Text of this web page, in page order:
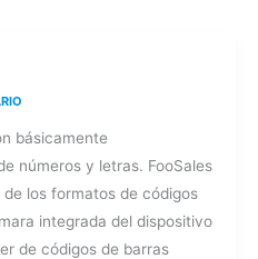
básicamente
números y letras. FooSales
los formatos de códigos
integrada del dispositivo
de códigos de barras